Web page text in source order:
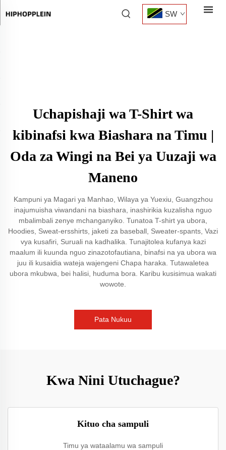
SW
Uchapishaji wa T-Shirt wa
kibinafsi kwa Biashara na Timu |
Oda za Wingi na Bei ya Uuzaji wa
Maneno
Kampuni ya Magari ya Manhao, Wilaya ya Yuexiu, Guangzhou
inajumuisha viwandani na biashara, inashirikia kuzalisha nguo
mbalimbali zenye mchanganyiko. Tunatoa T-shirt ya ubora,
Hoodies, Sweat-ersshirts, jaketi za baseball, Sweater-spants, Vazi
vya kusafiri, Suruali na kadhalika. Tunajitolea kufanya kazi
maalum ili kuunda nguo zinazotofautiana, binafsi na ya ubora wa
juu ili kusaidia wateja wajengeni Chapa haraka. Tutawaletea
ubora mkubwa, bei halisi, huduma bora. Karibu kusisimua wakati
wowote.
Pata Nukuu
Kwa Nini Utuchague?
Kituo cha sampuli
Timu ya wataalamu wa sampuli